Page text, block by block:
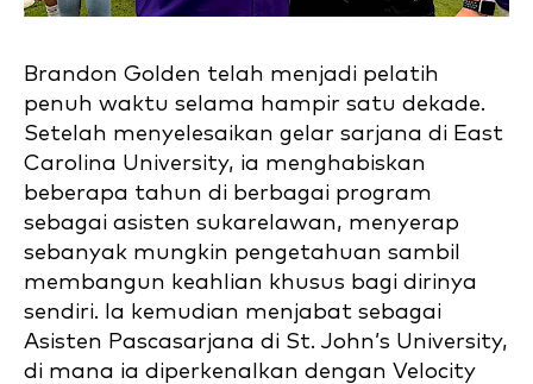
Brandon Golden telah menjadi pelatih
penuh waktu selama hampir satu dekade.
Setelah menyelesaikan gelar sarjana di East
Carolina University, ia menghabiskan
beberapa tahun di berbagai program
sebagai asisten sukarelawan, menyerap
sebanyak mungkin pengetahuan sambil
membangun keahlian khusus bagi dirinya
sendiri. Ia kemudian menjabat sebagai
Asisten Pascasarjana di St. John’s University,
di mana ia diperkenalkan dengan Velocity